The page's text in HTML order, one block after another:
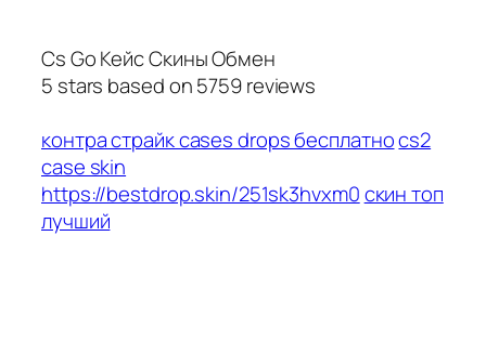
Cs Go Кейс Скины Обмен
5 stars based on5759reviews
контра страйк cases drops бесплатноcs2
case skin
https://bestdrop.skin/251sk3hvxm0скин топ
лучший